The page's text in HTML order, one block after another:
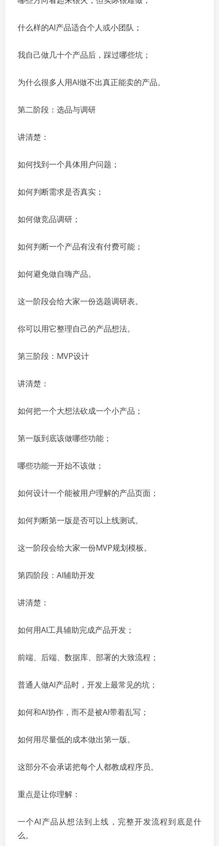
什么样的AI产品适合个人或小团队；
我自己做几十个产品后，踩过哪些坑；
为什么很多人用AI做不出真正能卖的产品。
第二阶段：选品与调研
讲清楚：
如何找到一个具体用户问题；
如何判断需求是否真实；
如何做竞品调研；
如何判断一个产品有没有付费可能；
如何避免做自嗨产品。
这一阶段会给大家一份选题调研表。
你可以用它整理自己的产品想法。
第三阶段：MVP设计
讲清楚：
如何把一个大想法砍成一个小产品；
第一版到底该做哪些功能；
哪些功能一开始不该做；
如何设计一个能被用户理解的产品页面；
如何判断第一版是否可以上线测试。
这一阶段会给大家一份MVP规划模板。
第四阶段：AI辅助开发
讲清楚：
如何用AI工具辅助完成产品开发；
前端、后端、数据库、部署的大致流程；
普通人做AI产品时，开发上最常见的坑；
如何和AI协作，而不是被AI带着乱写；
如何用尽量低的成本做出第一版。
这部分不会承诺把每个人都教成程序员。
重点是让你理解：
一个AI产品从想法到上线，完整开发流程到底是什
么。